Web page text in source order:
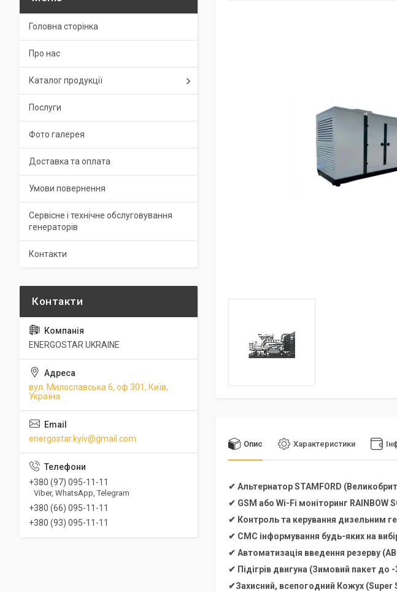
Опис Характеристики
✔ Альтернатор STAMFORD
✔ GSM або Wi-Fi моніторинг RAINBOW
✔ Контроль та керування дизельним
✔ СМС інформування будь-яких на
✔ Автоматизація введення резерву
✔ Підігрів двигуна (Зимовий пакет до -
✔Захисний, всепогодний Кожух (Super
Головна сторінка
Про нас
Каталог продукції
Послуги
Фото галерея
Доставка та оплата
Умови повернення
Сервісне і технічне обслуговування
генераторів
Контакти
ENERGOSTAR UKRAINE
вул. Милославська 6, оф 301, Київ,
Україна
energostar.kyiv@gmail.com
+380 (97) 095-11-11
Viber, WhatsApp, Telegram
+380 (66) 095-11-11
+380 (93) 095-11-11